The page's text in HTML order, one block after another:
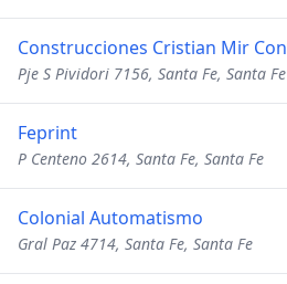
Construcciones Cristian Mir
Pje S Pividori 7156, Santa Fe, Santa Fe
Feprint
P Centeno 2614, Santa Fe, Santa Fe
Colonial Automatismo
Gral Paz 4714, Santa Fe, Santa Fe